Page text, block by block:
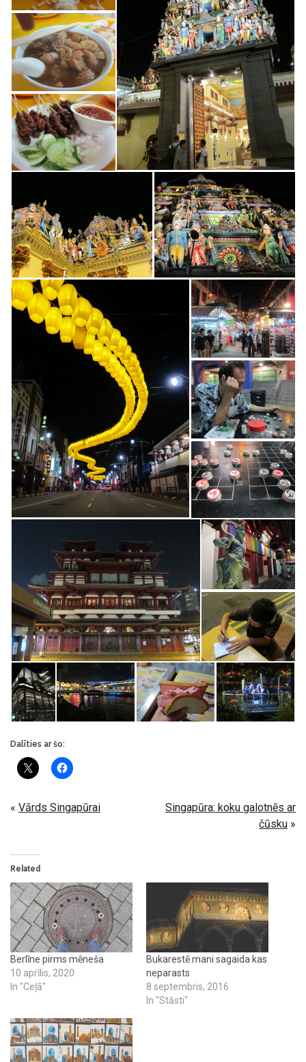
Dalīties ar šo:
« Vārds Singapūrai
Singapūra: koku galotnēs ar
čūsku »
Related
Berlīne pirms mēneša
10 aprīlis, 2020
In "Ceļā"
Bukarestē mani sagaida kas
neparasts
8 septembris, 2016
In "Stāsti"